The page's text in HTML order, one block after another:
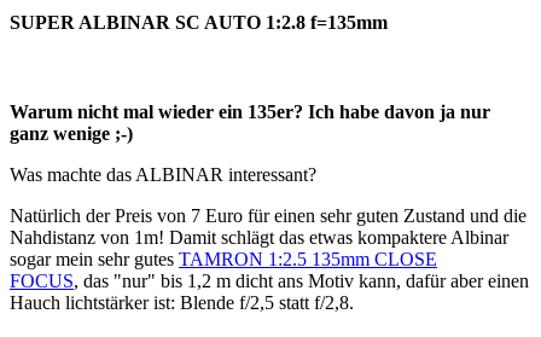
SUPER ALBINAR SC AUTO 1:2.8 f=135mm
Warum nicht mal wieder ein 135er? Ich habe davon ja nur
ganz wenige ;-)
Was machte das ALBINAR interessant?
Natürlich der Preis von 7 Euro für einen sehr guten Zustand und die
Nahdistanz von 1m! Damit schlägt das etwas kompaktere Albinar
sogar mein sehr gutes TAMRON 1:2.5 135mm CLOSE
FOCUS, das "nur" bis 1,2 m dicht ans Motiv kann, dafür aber einen
Hauch lichtstärker ist: Blende f/2,5 statt f/2,8.